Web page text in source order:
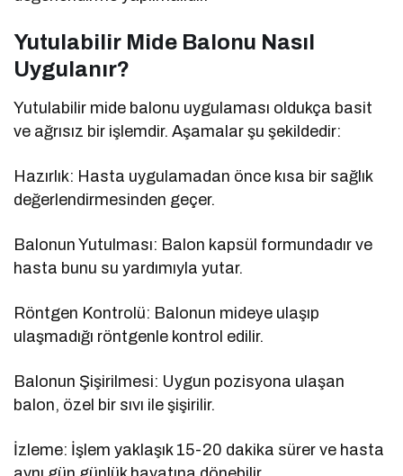
Yutulabilir Mide Balonu Nasıl
Uygulanır?
Yutulabilir mide balonu uygulaması oldukça basit
ve ağrısız bir işlemdir. Aşamalar şu şekildedir:
Hazırlık: Hasta uygulamadan önce kısa bir sağlık
değerlendirmesinden geçer.
Balonun Yutulması: Balon kapsül formundadır ve
hasta bunu su yardımıyla yutar.
Röntgen Kontrolü: Balonun mideye ulaşıp
ulaşmadığı röntgenle kontrol edilir.
Balonun Şişirilmesi: Uygun pozisyona ulaşan
balon, özel bir sıvı ile şişirilir.
İzleme: İşlem yaklaşık 15-20 dakika sürer ve hasta